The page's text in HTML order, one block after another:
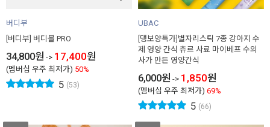
버디부
[버디부] 버디볼 PRO
34,800원 -> 17,400원
(멤버십 우주 최저가) 50%
5 (53)
UBAC
[댕보양특가]별자리스틱 7종 강아지 수
제 영양 간식 츄르 사료 마이베프 수의
사가 만든 영양간식
6,000원 -> 1,850원
(멤버십 우주 최저가) 69%
5 (66)